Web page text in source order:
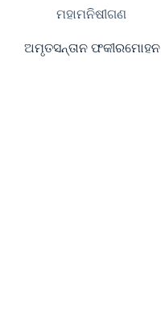
ମହାମନିଷୀଗଣ
ଅମୃତସନ୍ତାନ ଫକୀରମୋହନ